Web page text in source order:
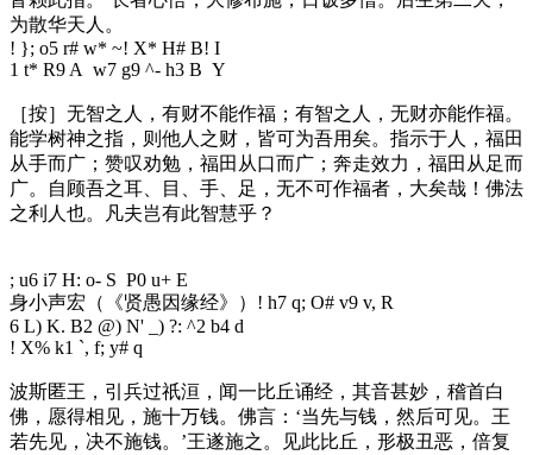
为散华天人。
! }; o5 r# w* ~! X* H# B! I
1 t* R9 A w7 g9 ^- h3 B Y
［按］无智之人，有财不能作福；有智之人，无财亦能作福。
能学树神之指，则他人之财，皆可为吾用矣。指示于人，福田
从手而广；赞叹劝勉，福田从口而广；奔走效力，福田从足而
广。自顾吾之耳、目、手、足，无不可作福者，大矣哉！佛法
之利人也。凡夫岂有此智慧乎？
; u6 i7 H: o- S P0 u+ E
身小声宏（《贤愚因缘经》） ! h7 q; O# v9 v, R
6 L) K. B2 @) N' _) ?: ^2 b4 d
! X% k1 `, f; y# q
波斯匿王，引兵过祇洹，闻一比丘诵经，其音甚妙，稽首白
佛，愿得相见，施十万钱。佛言：‘当先与钱，然后可见。王
若先见，决不施钱。’王遂施之。见此比丘，形极丑恶，倍复